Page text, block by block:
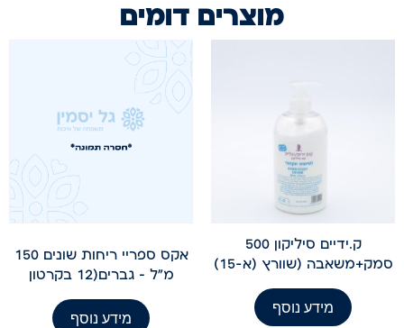
מוצרים דומים
ק.ידיים סיליקון 500
סמק+משאבה (שוורץ (א-15)
מידע נוסף
אקס ספריי ריחות שונים 150
מ"ל – גברים(12 בקרטון
מידע נוסף